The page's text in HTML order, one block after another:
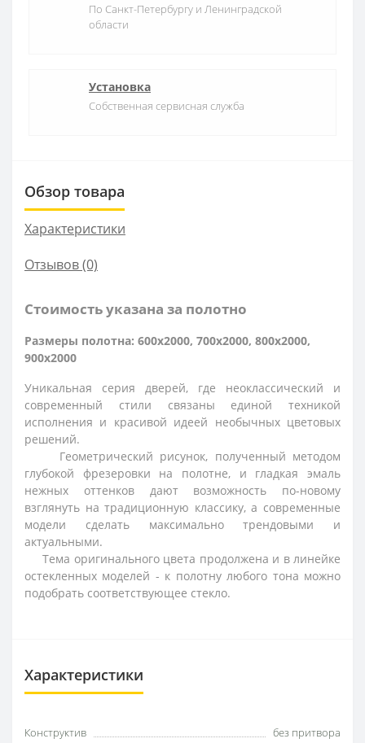
По Санкт-Петербургу и Ленинградской
области
Установка
Собственная сервисная служба
Обзор товара
Характеристики
Отзывов (0)
Стоимость указана за полотно
Размеры полотна: 600x2000, 700x2000, 800x2000,
900x2000
Уникальная серия дверей, где неоклассический и
современный стили связаны единой техникой
исполнения и красивой идеей необычных цветовых
решений.
Геометрический рисунок, полученный методом
глубокой фрезеровки на полотне, и гладкая эмаль
нежных оттенков дают возможность по-новому
взглянуть на традиционную классику, а современные
модели сделать максимально трендовыми и
актуальными.
Тема оригинального цвета продолжена и в линейке
остекленных моделей - к полотну любого тона можно
подобрать соответствующее стекло.
Характеристики
Конструктив
без притвора